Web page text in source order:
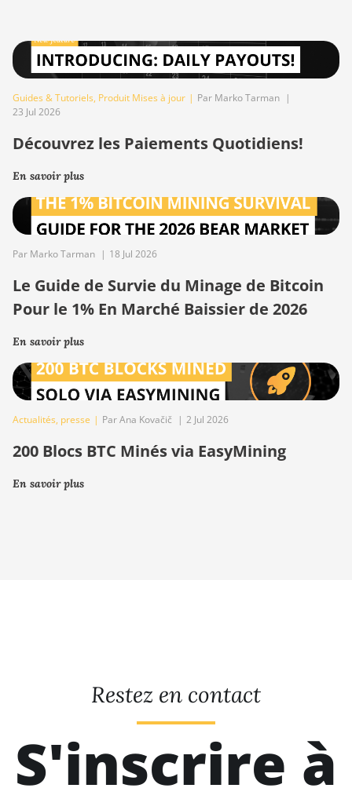
Guides & Tutoriels, Produit Mises à jour | Par Marko Tarman |
23 Jul 2026
Découvrez les Paiements Quotidiens!
En savoir plus
Par Marko Tarman | 18 Jul 2026
Le Guide de Survie du Minage de Bitcoin
Pour le 1% En Marché Baissier de 2026
En savoir plus
Actualités, presse | Par Ana Kovačič | 2 Jul 2026
200 Blocs BTC Minés via EasyMining
En savoir plus
Restez en contact
S'inscrire à